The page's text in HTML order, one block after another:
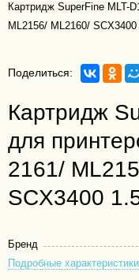
Картридж SuperFine MLT-
ML2156/ ML2160/
Поделиться:
Картридж
для
2161/
SCX3400
Бренд
Подробные характеристики